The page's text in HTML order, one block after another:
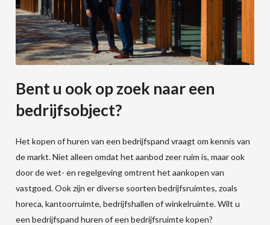
Bent u ook op zoek naar een
bedrijfsobject?
Het kopen of huren van een bedrijfspand vraagt om kennis van
de markt. Niet alleen omdat het aanbod zeer ruim is, maar ook
door de wet- en regelgeving omtrent het aankopen van
vastgoed. Ook zijn er diverse soorten bedrijfsruimtes, zoals
horeca, kantoorruimte, bedrijfshallen of winkelruimte. Wilt u
een bedrijfspand huren of een bedrijfsruimte kopen?